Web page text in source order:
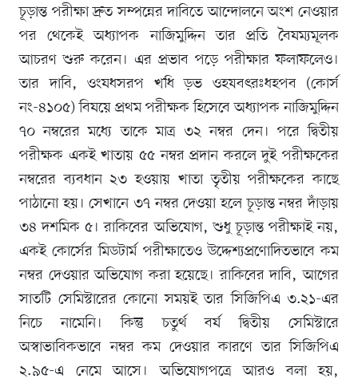
চূড়ান্ত পরীক্ষা দ্রুত সম্পন্নের দাবিতে আন্দোলনে অংশ নেওয়ার
পর থেকেই অধ্যাপক নাজিমুদ্দিন তার প্রতি বৈষম্যমূলক
আচরণ শুরু করেন। এর প্রভাব পড়ে পরীক্ষার ফলাফলেও।
তার দাবি, ওংষধসরপ খধি ড়ভ ওহযবৎরঃধহপব (কোর্স
নং-৪১০৫) বিষয়ে প্রথম পরীক্ষক হিসেবে অধ্যাপক নাজিমুদ্দিন
৭০ নম্বরের মধ্যে তাকে মাত্র ৩২ নম্বর দেন। পরে দ্বিতীয়
পরীক্ষক একই খাতায় ৫৫ নম্বর প্রদান করলে দুই পরীক্ষকের
নম্বরের ব্যবধান ২৩ হওয়ায় খাতা তৃতীয় পরীক্ষকের কাছে
পাঠানো হয়। সেখানে ৩৭ নম্বর দেওয়া হলে চূড়ান্ত নম্বর দাঁড়ায়
৩৪ দশমিক ৫। রাকিবের অভিযোগ, শুধু চূড়ান্ত পরীক্ষাই নয়,
একই কোর্সের মিডটার্ম পরীক্ষাতেও উদ্দেশ্যপ্রণোদিতভাবে কম
নম্বর দেওয়ার অভিযোগ করা হয়েছে। রাকিবের দাবি, আগের
সাতটি সেমিস্টারের কোনো সময়ই তার সিজিপিএ ৩.২১-এর
নিচে নামেনি। কিন্তু চতুর্থ বর্ষ দ্বিতীয় সেমিস্টারে
অস্বাভাবিকভাবে নম্বর কম দেওয়ার কারণে তার সিজিপিএ
২.৯৫-এ নেমে আসে। অভিযোগপত্রে আরও বলা হয়,